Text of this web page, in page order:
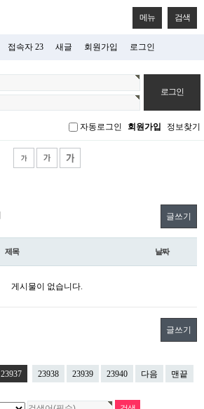
메뉴 검색
접속자 23 새글 회원가입 로그인
자동로그인 회원가입 정보찾기
글쓰기
제목 날짜
게시물이 없습니다.
글쓰기
23937 23938 23939 23940 다음 맨끝